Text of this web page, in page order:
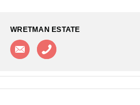
WRETMAN ESTATE
Contacter l'agence